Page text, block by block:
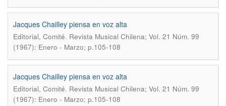
Jacques Chailley piensa en voz alta
Editorial, Comité. Revista Musical Chilena; Vol. 21 Núm. 99
(1967): Enero - Marzo; p.105-108
Jacques Chailley piensa en voz alta
Editorial, Comité. Revista Musical Chilena; Vol. 21 Núm. 99
(1967): Enero - Marzo; p.105-108